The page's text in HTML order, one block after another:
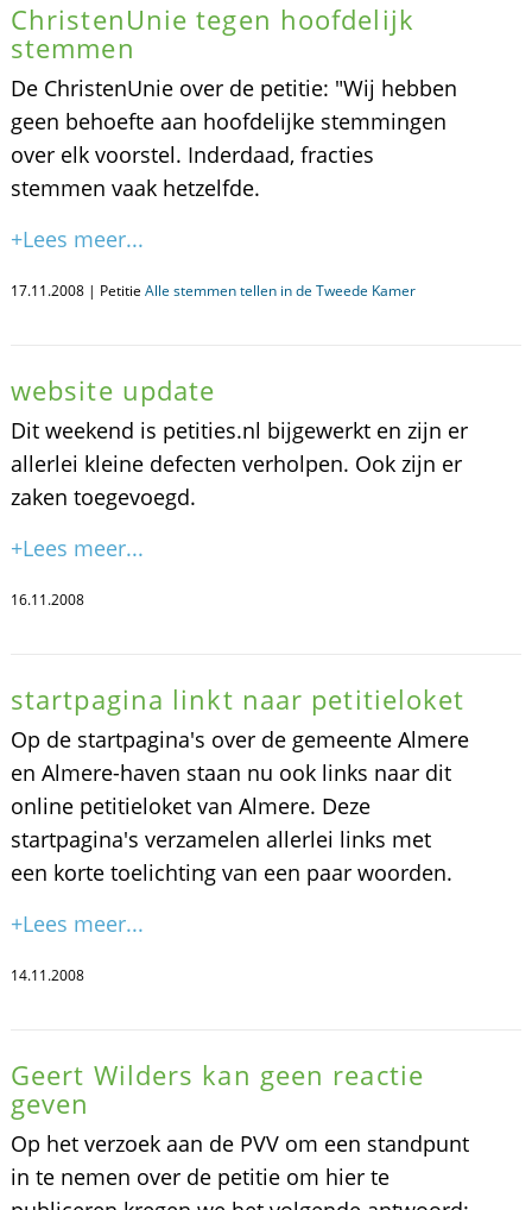
ChristenUnie tegen hoofdelijk
stemmen
De ChristenUnie over de petitie: "Wij hebben
geen behoefte aan hoofdelijke stemmingen
over elk voorstel. Inderdaad, fracties
stemmen vaak hetzelfde.
+Lees meer...
17.11.2008 | Petitie Alle stemmen tellen in de Tweede Kamer
website update
Dit weekend is petities.nl bijgewerkt en zijn er
allerlei kleine defecten verholpen. Ook zijn er
zaken toegevoegd.
+Lees meer...
16.11.2008
startpagina linkt naar petitieloket
Op de startpagina's over de gemeente Almere
en Almere-haven staan nu ook links naar dit
online petitieloket van Almere. Deze
startpagina's verzamelen allerlei links met
een korte toelichting van een paar woorden.
+Lees meer...
14.11.2008
Geert Wilders kan geen reactie
geven
Op het verzoek aan de PVV om een standpunt
in te nemen over de petitie om hier te